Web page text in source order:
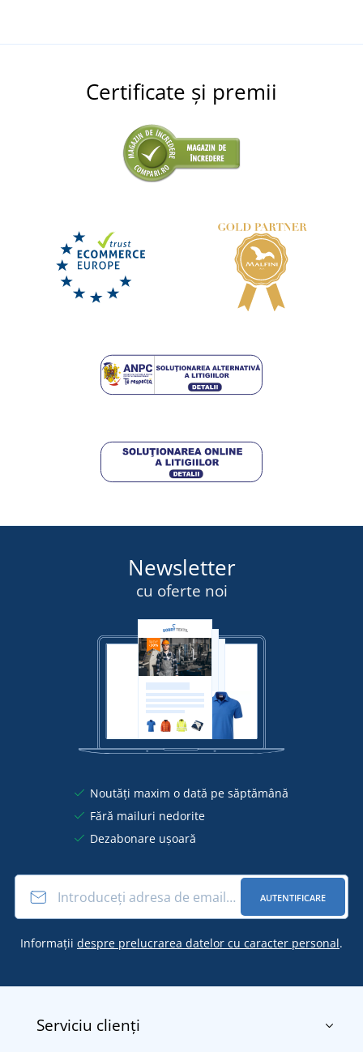
Certificate și premii
Newsletter
cu oferte noi
Noutăți maxim o dată pe săptămână
Fără mailuri nedorite
Dezabonare ușoară
AUTENTIFICARE
Informații despre prelucrarea datelor cu caracter personal.
Serviciu clienți